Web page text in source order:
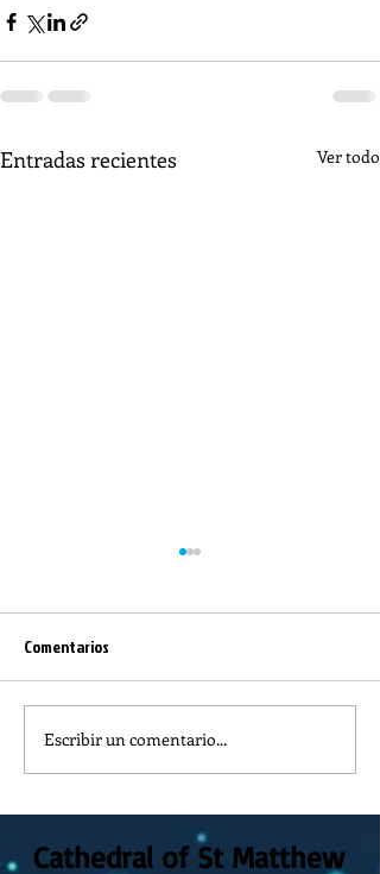
Entradas recientes Ver todo
Clases de Biblia
Comentarios
Escribir un comentario...
Cathedral of St Matthew